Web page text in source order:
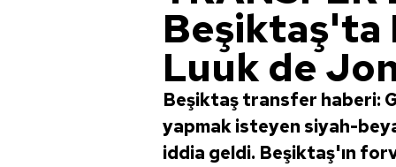
Beşiktaş'ta
Luuk de
Beşiktaş transfer haberi:
yapmak isteyen siyah-
iddia geldi. Beşiktaş'ın